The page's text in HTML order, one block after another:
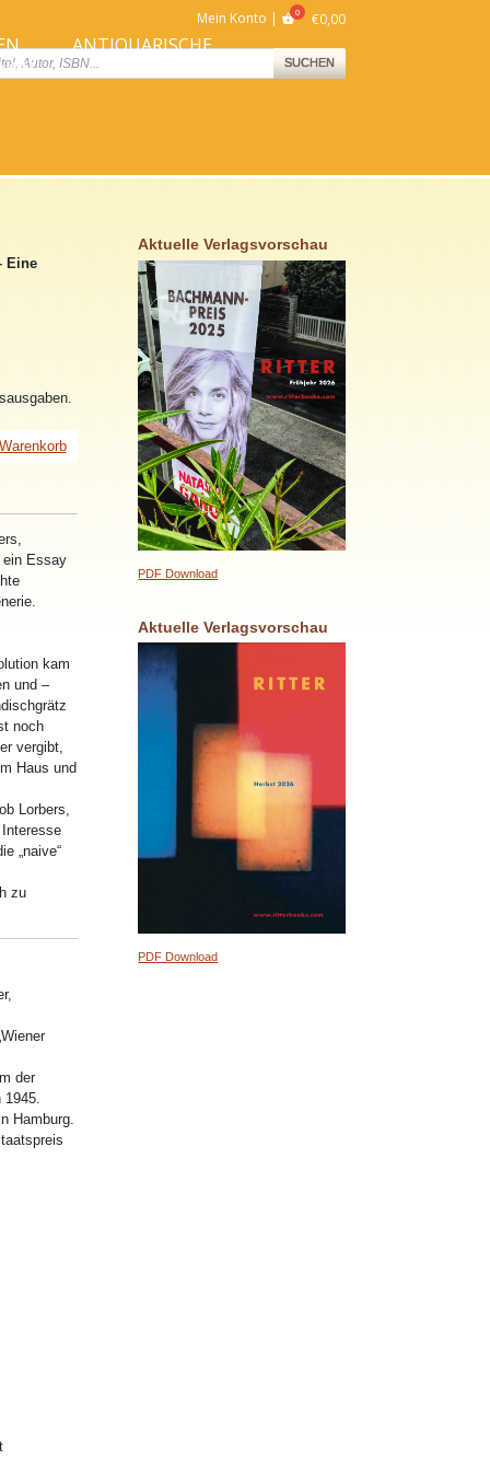
Mein Konto €0,00
SUCHEN
ANTIQUARISCHE
Eine
ein Essay
kam
und –
noch
vergibt,
Haus und
Lorbers,
„naive“
zu
der
Hamburg.
Aktuelle Verlagsvorschau
PDF Download
Aktuelle Verlagsvorschau
PDF Download